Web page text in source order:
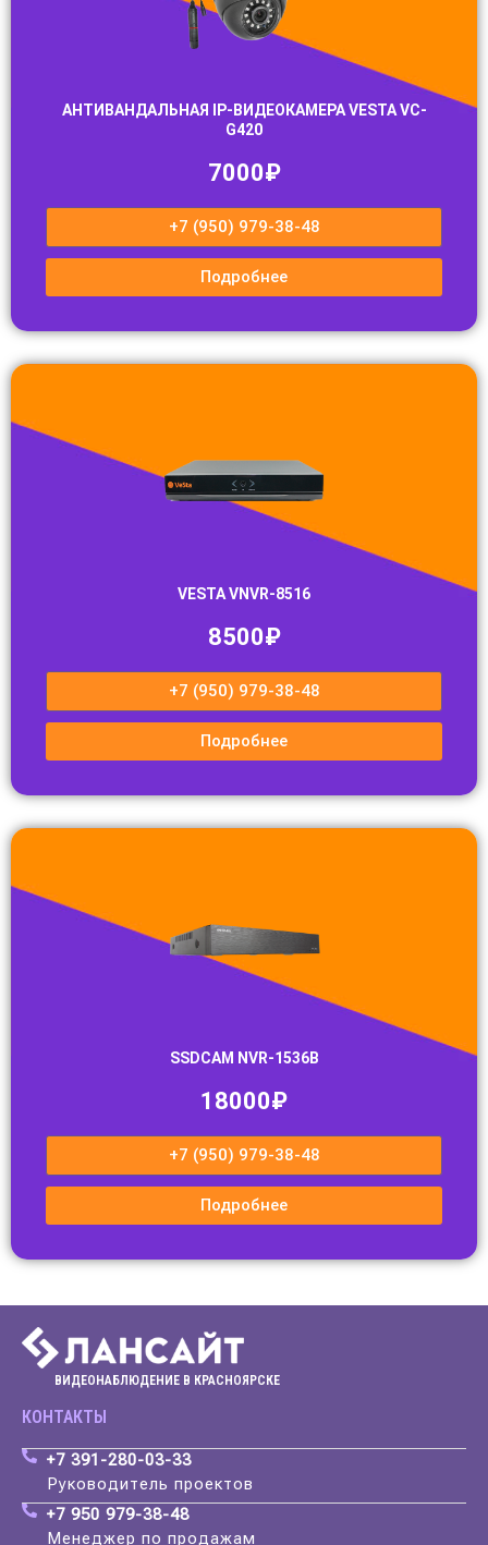
АНТИВАНДАЛЬНАЯ IP-ВИДЕОКАМЕРА VESTA VC-
G420
7000₽
+7 (950) 979-38-48
Подробнее
VESTA VNVR-8516
8500₽
+7 (950) 979-38-48
Подробнее
SSDCAM NVR-1536B
18000₽
+7 (950) 979-38-48
Подробнее
ВИДЕОНАБЛЮДЕНИЕ В КРАСНОЯРСКЕ
КОНТАКТЫ
+7 391-280-03-33
Руководитель проектов
+7 950 979-38-48
Менеджер по продажам